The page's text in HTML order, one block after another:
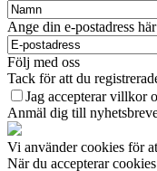
Ange din e-postadress här
Följ med oss
Tack för att du
Jag accepterar villkor
Anmäl dig till
Vi använder cookies för
När du accepterar